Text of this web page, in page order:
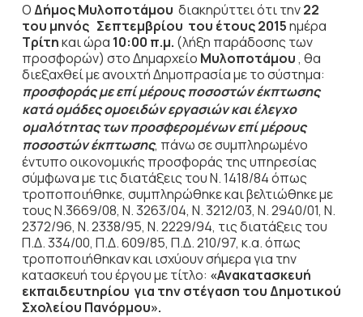
ΟΔήμος Μυλοποτάμου διακηρύττει ότι την22
του μηνός Σεπτεμβρίου του έτους 2015ημέρα
Τρίτηκαι ώρα 10:00 π.μ. (λήξη παράδοσης των
προσφορών) στο Δημαρχείο Μυλοποτάμου, θα
διεξαχθεί με ανοιχτή Δημοπρασία με το σύστημα:
προσφοράς με επί μέρους ποσοστών έκπτωσης
κατά ομάδες ομοειδών εργασιώνκαι έλεγχο
ομαλότητας των προσφερομένων επί μέρους
ποσοστών έκπτωσης, πάνω σε συμπληρωμένο
έντυπο οικονομικής προσφοράς της υπηρεσίας
σύμφωνα με τις διατάξεις του Ν. 1418/84 όπως
τροποποιήθηκε, συμπληρώθηκε και βελτιώθηκε με
τους Ν.3669/08, N. 3263/04, Ν. 3212/03, Ν. 2940/01, Ν.
2372/96, Ν. 2338/95, Ν. 2229/94, τις διατάξεις του
Π.Δ. 334/00, Π.Δ. 609/85, Π.Δ. 210/97, κ.α. όπως
τροποποιήθηκαν και ισχύουν σήμερα για την
κατασκευή του έργου με τίτλο: «Ανακατασκευή
εκπαιδευτηρίου για την στέγαση του Δημοτικού
Σχολείου Πανόρμου».